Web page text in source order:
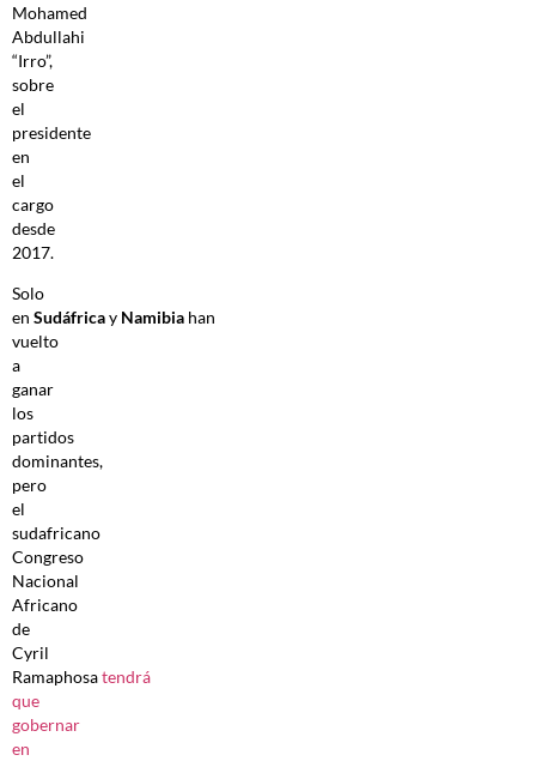
Mohamed
Abdullahi
“Irro”,
sobre
el
presidente
en
el
cargo
desde
2017.
Solo
en Sudáfricay Namibia han
vuelto
a
ganar
los
partidos
dominantes,
pero
el
sudafricano
Congreso
Nacional
Africano
de
Cyril
Ramaphosatendrá
que
gobernar
en